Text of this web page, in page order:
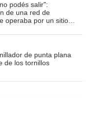
podés salir":
de una red de
operaba por un sitio
de punta plana
de los tornillos